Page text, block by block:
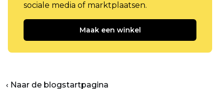
sociale media of marktplaatsen.
Maak een winkel
‹ Naar de blogstartpagina